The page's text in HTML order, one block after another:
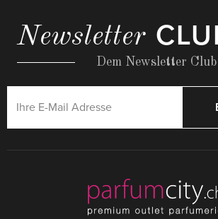
Newsletter
Dem Newsletter